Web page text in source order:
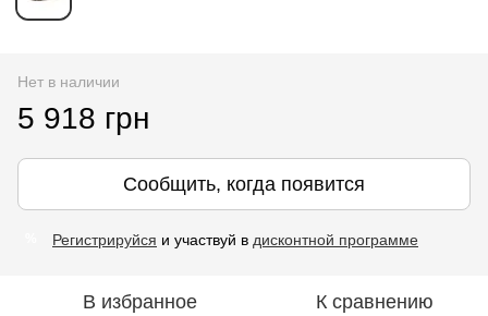
Нет в наличии
5 918 грн
Сообщить, когда появится
Регистрируйся и участвуй в дисконтной программе
В избранное К сравнению